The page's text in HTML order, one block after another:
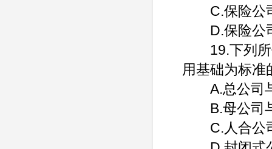
C.保险公
D.保险公
19.下列所
用基础为标准
A.总公司
B.母公司
C.人合公